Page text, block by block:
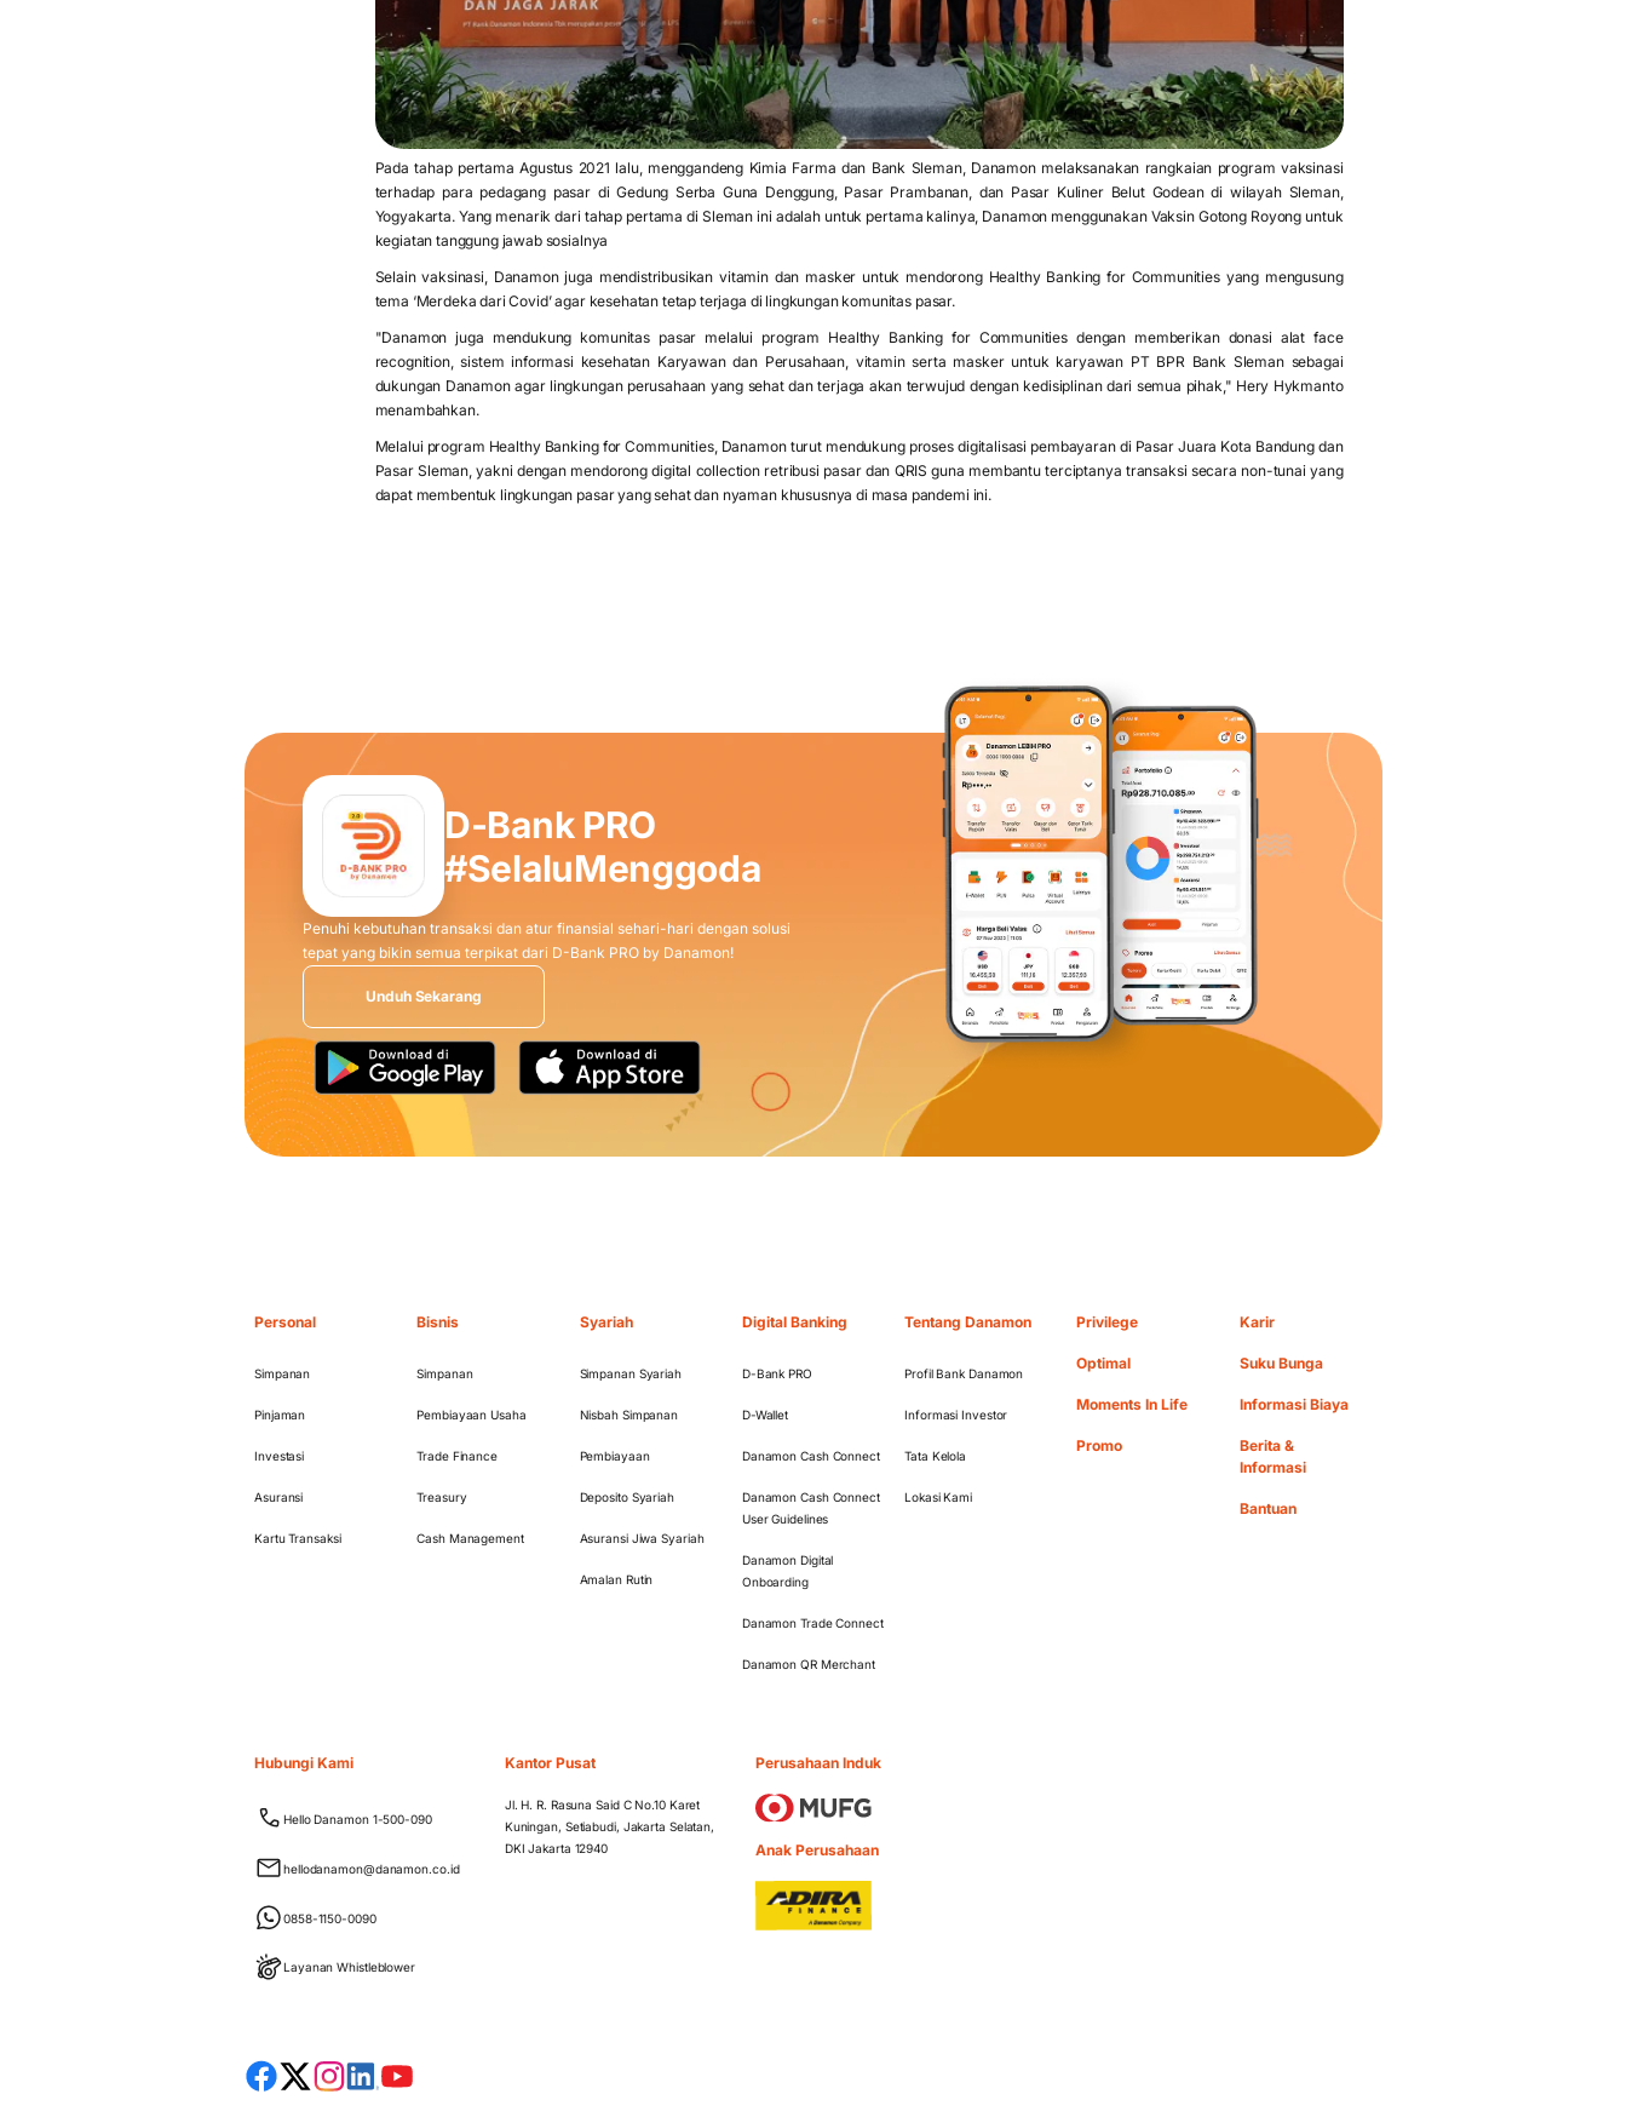
Pada tahap pertama Agustus 2021 lalu, menggandeng Kimia Farma dan Bank Sleman, Danamon melaksanakan rangkaian program vaksinasi
terhadap para pedagang pasar di Gedung Serba Guna Denggung, Pasar Prambanan, dan Pasar Kuliner Belut Godean di wilayah Sleman,
Yogyakarta. Yang menarik dari tahap pertama di Sleman ini adalah untuk pertama kalinya, Danamon menggunakan Vaksin Gotong Royong untuk
kegiatan tanggung jawab sosialnya
Selain vaksinasi, Danamon juga mendistribusikan vitamin dan masker untuk mendorong Healthy Banking for Communities yang mengusung
tema ‘Merdeka dari Covid’ agar kesehatan tetap terjaga di lingkungan komunitas pasar.
"Danamon juga mendukung komunitas pasar melalui program Healthy Banking for Communities dengan memberikan donasi alat face
recognition, sistem informasi kesehatan Karyawan dan Perusahaan, vitamin serta masker untuk karyawan PT BPR Bank Sleman sebagai
dukungan Danamon agar lingkungan perusahaan yang sehat dan terjaga akan terwujud dengan kedisiplinan dari semua pihak," Hery Hykmanto
menambahkan.
Melalui program Healthy Banking for Communities, Danamon turut mendukung proses digitalisasi pembayaran di Pasar Juara Kota Bandung dan
Pasar Sleman, yakni dengan mendorong digital collection retribusi pasar dan QRIS guna membantu terciptanya transaksi secara non-tunai yang
dapat membentuk lingkungan pasar yang sehat dan nyaman khususnya di masa pandemi ini.
D-Bank PRO
#SelaluMenggoda
Penuhi kebutuhan transaksi dan atur finansial sehari-hari dengan solusi
tepat yang bikin semua terpikat dari D-Bank PRO by Danamon!
Unduh Sekarang
Personal
Simpanan
Pinjaman
Investasi
Asuransi
Kartu Transaksi
Bisnis
Simpanan
Pembiayaan Usaha
Trade Finance
Treasury
Cash Management
Syariah
Simpanan Syariah
Nisbah Simpanan
Pembiayaan
Deposito Syariah
Asuransi Jiwa Syariah
Amalan Rutin
Digital Banking
D-Bank PRO
D-Wallet
Danamon Cash Connect
Danamon Cash Connect
User Guidelines
Danamon Digital
Onboarding
Danamon Trade Connect
Danamon QR Merchant
Tentang Danamon
Profil Bank Danamon
Informasi Investor
Tata Kelola
Lokasi Kami
Privilege
Optimal
Moments In Life
Promo
Karir
Suku Bunga
Informasi Biaya
Berita &
Informasi
Bantuan
Hubungi Kami
Hello Danamon 1-500-090
hellodanamon@danamon.co.id
0858-1150-0090
Layanan Whistleblower
Kantor Pusat
Jl. H. R. Rasuna Said C No.10 Karet
Kuningan, Setiabudi, Jakarta Selatan,
DKI Jakarta 12940
Perusahaan Induk
Anak Perusahaan